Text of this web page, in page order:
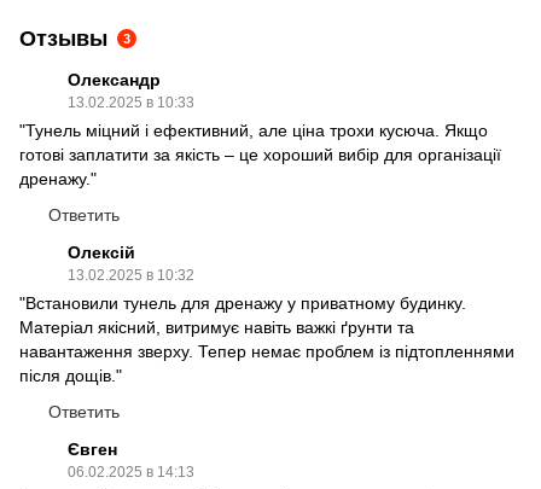
Отзывы 3
Олександр
13.02.2025 в 10:33
"Тунель міцний і ефективний, але ціна трохи кусюча. Якщо
готові заплатити за якість – це хороший вибір для організації
дренажу."
Ответить
Олексій
13.02.2025 в 10:32
"Встановили тунель для дренажу у приватному будинку.
Матеріал якісний, витримує навіть важкі ґрунти та
навантаження зверху. Тепер немає проблем із підтопленнями
після дощів."
Ответить
Євген
06.02.2025 в 14:13